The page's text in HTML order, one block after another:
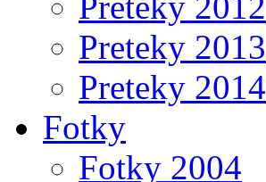
Preteky 2013
Preteky 2014
Fotky
Fotky 2004